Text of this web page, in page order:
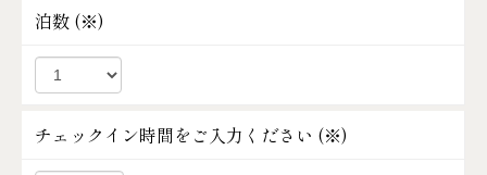
泊数 (※)
チェックイン時間をご入力ください (※)